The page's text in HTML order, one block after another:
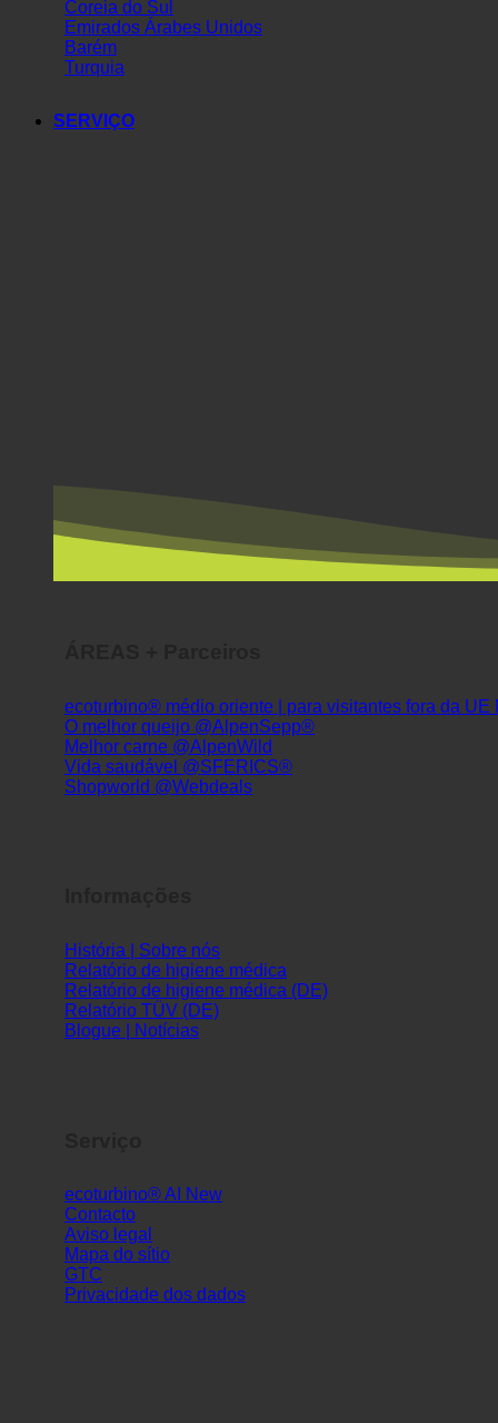
Coreia do Sul
Emirados Árabes Unidos
Barém
Turquia
SERVIÇO
ecoturbino® médio oriente | para visitantes fora da UE
O melhor queijo @AlpenSepp®
Melhor carne @AlpenWild
Vida saudável @SFERICS®
Shopworld @Webdeals
História | Sobre nós
Relatório de higiene médica
Relatório de higiene médica (DE)
Relatório TÜV (DE)
Blogue | Notícias
ecoturbino® AI
Contacto
Aviso legal
Mapa do sítio
GTC
Privacidade dos dados